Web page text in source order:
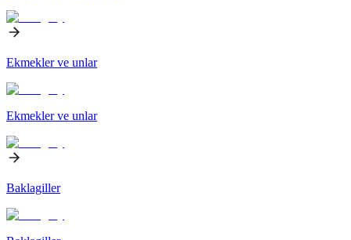
Ekmekler ve unlar
Ekmekler ve unlar
Baklagiller